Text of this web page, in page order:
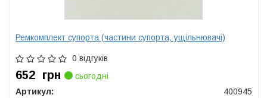
Ремкомплект супорта (частини супорта, ущільнювачі)
0 відгуків
652 грн
сьогодні
Артикул:
400945